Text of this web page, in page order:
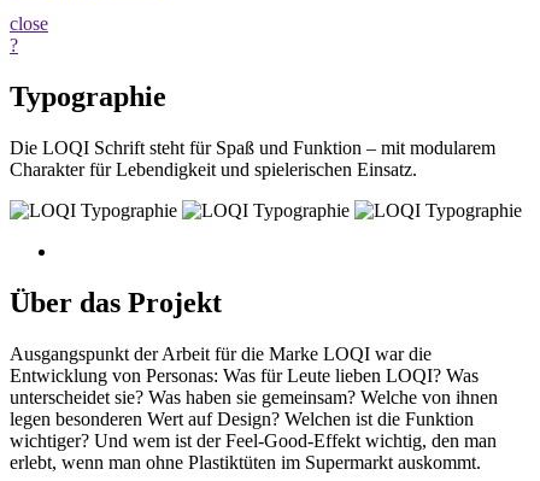
close
?
Typographie
Die LOQI Schrift steht für Spaß und Funktion – mit modularem
Charakter für Lebendigkeit und spielerischen Einsatz.
Über das Projekt
Ausgangspunkt der Arbeit für die Marke LOQI war die
Entwicklung von Personas: Was für Leute lieben LOQI? Was
unterscheidet sie? Was haben sie gemeinsam? Welche von ihnen
legen besonderen Wert auf Design? Welchen ist die Funktion
wichtiger? Und wem ist der Feel-Good-Effekt wichtig, den man
erlebt, wenn man ohne Plastiktüten im Supermarkt auskommt.